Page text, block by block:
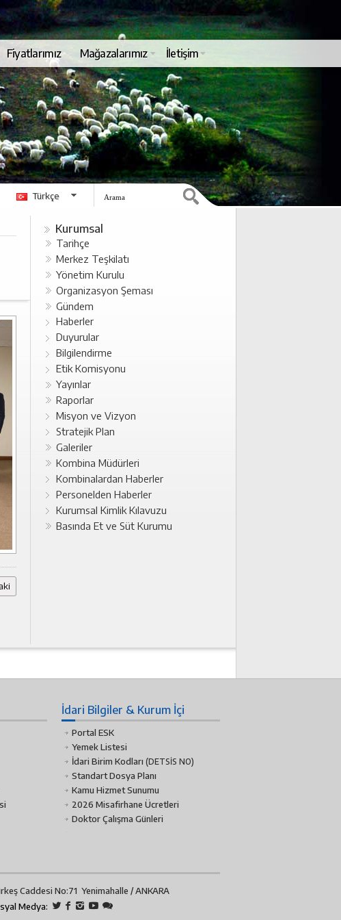
Fiyatlarımız Mağazalarımız İletişim
Türkçe
Kurumsal
Tarihçe
Merkez Teşkilatı
Yönetim Kurulu
Organizasyon Şeması
Gündem
Haberler
Duyurular
Bilgilendirme
Etik Komisyonu
Yayınlar
Raporlar
Misyon ve Vizyon
Stratejik Plan
Galeriler
Kombina Müdürleri
Kombinalardan Haberler
Personelden Haberler
Kurumsal Kimlik Kılavuzu
Basında Et ve Süt Kurumu
İdari Bilgiler & Kurum İçi
Portal ESK
Yemek Listesi
İdari Birim Kodları (DETSİS NO)
Standart Dosya Planı
Kamu Hizmet Sunumu
2026 Misafirhane Ücretleri
Doktor Çalışma Günleri
Caddesi No:71 Yenimahalle / ANKARA
Medya: